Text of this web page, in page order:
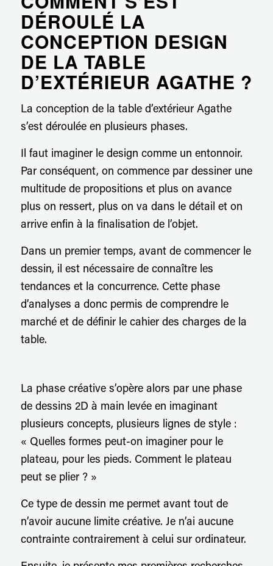
DÉROULÉ LA
CONCEPTION DESIGN
DE LA TABLE
D’EXTÉRIEUR AGATHE ?
La conception de la table d’extérieur Agathe
s’est déroulée en plusieurs phases.
Il faut imaginer le design comme un entonnoir.
Par conséquent, on commence par dessiner une
multitude de propositions et plus on avance
plus on ressert, plus on va dans le détail et on
arrive enfin à la finalisation de l’objet.
Dans un premier temps, avant de commencer le
dessin, il est nécessaire de connaître les
tendances et la concurrence. Cette phase
d’analyses a donc permis de comprendre le
marché et de définir le cahier des charges de la
table.
La phase créative s’opère alors par une phase
de dessins 2D à main levée en imaginant
plusieurs concepts, plusieurs lignes de style :
« Quelles formes peut-on imaginer pour le
plateau, pour les pieds. Comment le plateau
peut se plier ? »
Ce type de dessin me permet avant tout de
n’avoir aucune limite créative. Je n’ai aucune
contrainte contrairement à celui sur ordinateur.